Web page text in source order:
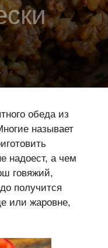
обеда из
называет
надоест, а чем
говяжий,
получится
или жаровне,